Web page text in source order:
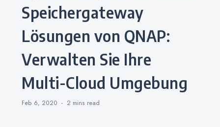
Speichergateway
Lösungen von QNAP:
Verwalten Sie Ihre
Multi-Cloud Umgebung
Feb 6, 2020 2 mins read